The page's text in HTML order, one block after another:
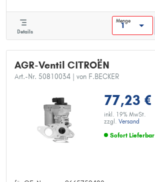
Details
Menge
AGR-Ventil CITROËN
Art.-Nr. 50810034 | von F.BECKER
77,23 €
inkl. 19% MwSt.
zzgl. Versand
Sofort Lieferbar